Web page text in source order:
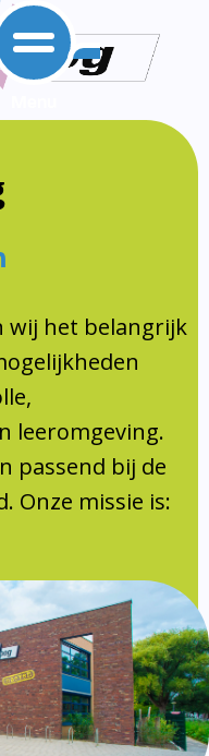
wij het belangrijk
leeromgeving.
passend bij de
Onze missie is: